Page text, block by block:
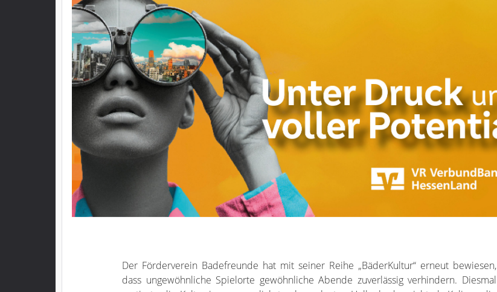
Der Förderverein Badefreunde hat mit seiner Reihe „BäderKultur“ erneut bewiesen,
dass ungewöhnliche Spielorte gewöhnliche Abende zuverlässig verhindern. Diesmal